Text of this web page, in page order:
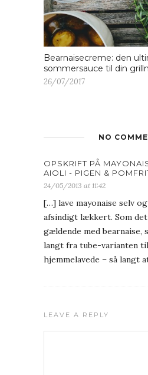
Bearnaisecreme: den
sommersauce til din
26/07/2017
NO
OPSKRIFT PÅ
AIOLI - PIGEN &
24/05/2013 at 11:42
[…] lave mayonaise selv
afsindigt lækkert. Som
gældende med
langt fra tube-varianten
hjemmelavede – så langt
LEAVE A REPLY